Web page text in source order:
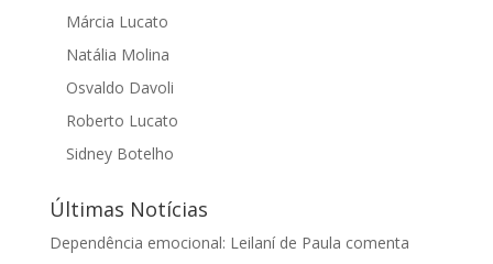
Márcia Lucato
Natália Molina
Osvaldo Davoli
Roberto Lucato
Sidney Botelho
Últimas Notícias
Dependência emocional: Leilaní de Paula comenta